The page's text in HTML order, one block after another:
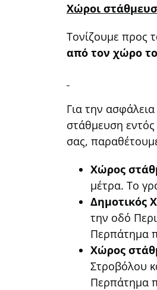
Χώροι
Τονίζουμε προς
από τον χώρο
Για την
στάθμευση
σας,
Χώρος
μέτρα. Το
Δημοτικός
την οδό
Περπάτημα
Χώρος
Στροβόλου
Περπάτημα